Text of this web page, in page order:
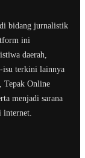
bidang jurnalistik
ini
daerah,
isu terkini lainnya
Tepak Online
menjadi sarana